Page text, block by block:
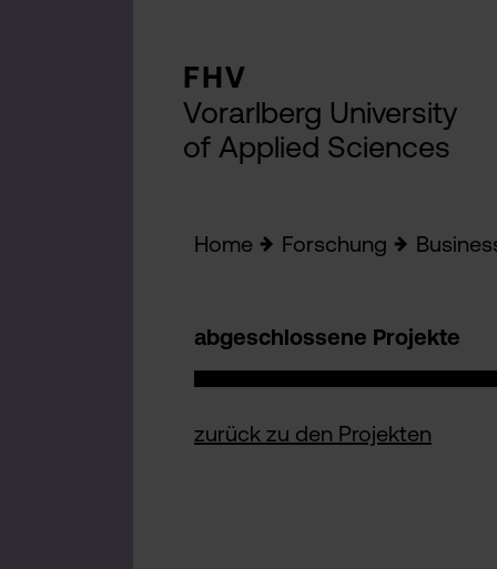
FHV
Vorarlberg University
of Applied Sciences
Home Forschung
abgeschlossene Projekte
zurück zu den Projekten